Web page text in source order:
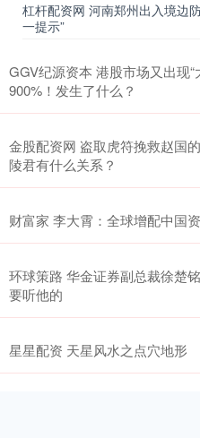
杠杆配资网 河南郑州出入境边
一提示”
GGV纪源资本 港股市场又出现
900%！发生了什么？
金股配资网 盗取虎符挽救赵国
陵君有什么关系？
财富家 李大霄：全球增配中国
环球策路 华金证券副总裁徐楚
要听他的
星星配资 天星风水之点穴地形